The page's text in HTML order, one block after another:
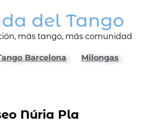
del Tango
más tango, más comunidad
Barcelona
Milongas
Núria Pla